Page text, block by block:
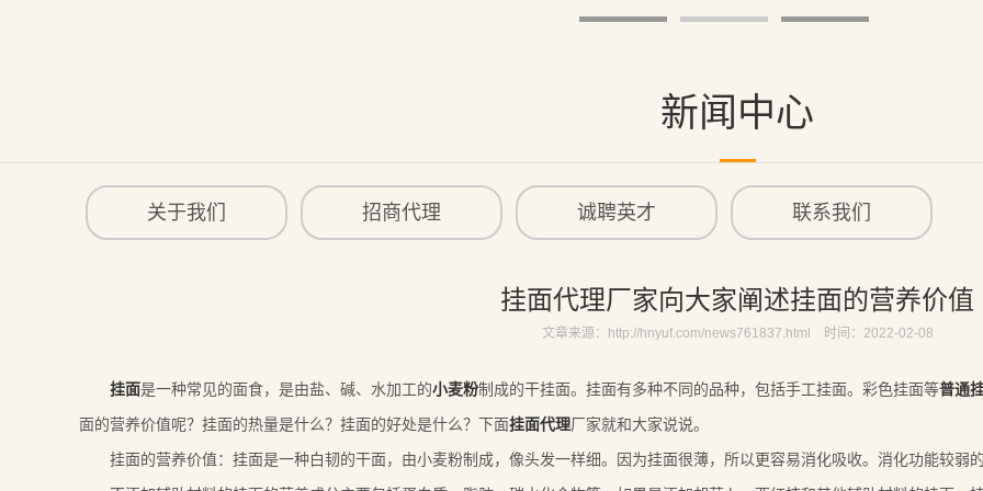
新闻中心
关于我们 招商代理 诚聘英才 联系我们
挂面代理厂家向大家阐述挂面的营养价值
文章来源：http://hnyuf.com/news761837.html 时间：2022-02-08
挂面是一种常见的面食，是由盐、碱、水加工的小麦粉制成的干挂面。挂面有多种不同的品种，包括手工挂面。彩色挂面等普通
面的营养价值呢？挂面的热量是什么？挂面的好处是什么？下面挂面代理厂家就和大家说说。
挂面的营养价值：挂面是一种白韧的干面，由小麦粉制成，像头发一样细。因为挂面很薄，所以更容易消化吸收。消化功能较弱